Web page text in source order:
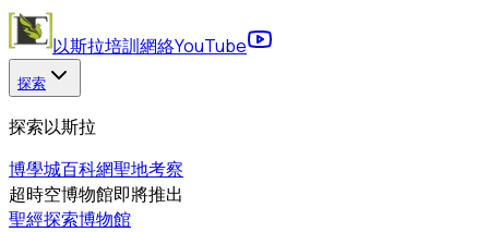
以斯拉培訓網絡YouTube
探索
探索以斯拉
博學城百科網聖地考察
超時空博物館即將推出
聖經探索博物館